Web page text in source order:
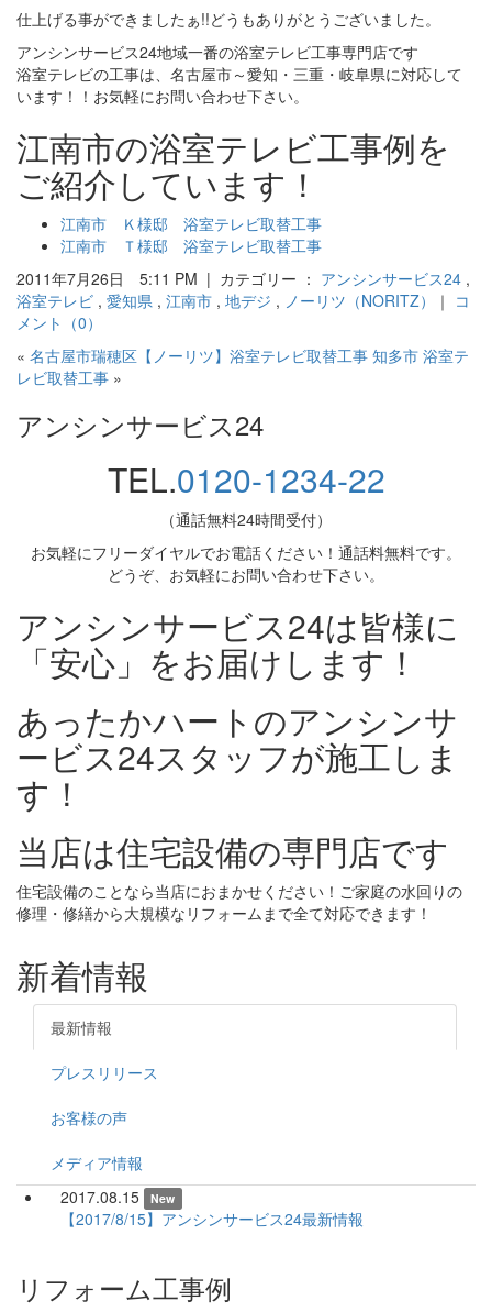
仕上げる事ができましたぁ!!どうもありがとうございました。
アンシンサービス24地域一番の浴室テレビ工事専門店です
浴室テレビの工事は、名古屋市～愛知・三重・岐阜県に対応して
います！！お気軽にお問い合わせ下さい。
江南市の浴室テレビ工事例を
ご紹介しています！
江南市 Ｋ様邸 浴室テレビ取替工事
江南市 Ｔ様邸 浴室テレビ取替工事
2011年7月26日 5:11 PM | カテゴリー ： アンシンサービス24 ,
浴室テレビ , 愛知県 , 江南市 , 地デジ , ノーリツ（NORITZ） ｜ コ
メント（0）
« 名古屋市瑞穂区【ノーリツ】浴室テレビ取替工事 知多市 浴室テ
レビ取替工事 »
アンシンサービス24
TEL.0120-1234-22
（通話無料24時間受付）
お気軽にフリーダイヤルでお電話ください！通話料無料です。
どうぞ、お気軽にお問い合わせ下さい。
アンシンサービス24は皆様に
「安心」をお届けします！
あったかハートのアンシンサ
ービス24スタッフが施工しま
す！
当店は住宅設備の専門店です
住宅設備のことなら当店におまかせください！ご家庭の水回りの
修理・修繕から大規模なリフォームまで全て対応できます！
新着情報
最新情報
プレスリリース
お客様の声
メディア情報
2017.08.15
New
【2017/8/15】アンシンサービス24最新情報
リフォーム工事例